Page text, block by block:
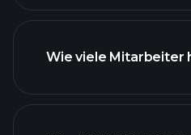
Berichte ZSK
Wie viele Mitarbeiter